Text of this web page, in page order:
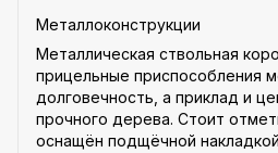
Металлоконструкции
Металлическая ствольная
прицельные приспособления
долговечность, а приклад и
прочного дерева. Стоит
оснащён подщёчной